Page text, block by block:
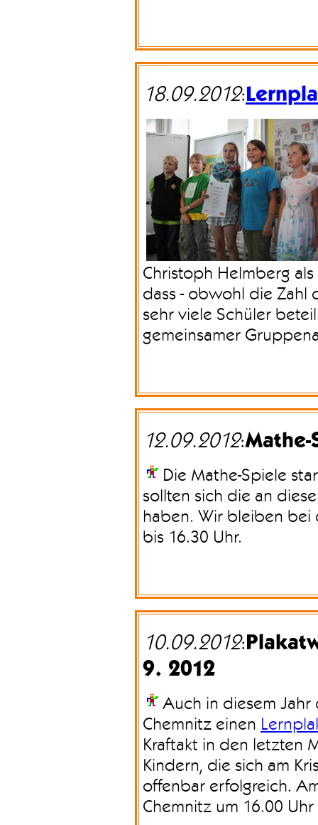
18.09.2012:
Christoph Helmberg
dass - obwohl die Zahl
sehr viele Schüler
gemeinsamer
12.09.2012:
Die Mathe-Spiele
sollten sich die an
haben. Wir bleiben bei
bis 16.30 Uhr.
10.09.2012:
9. 2012
Auch in diesem
Chemnitz einen
Kraftakt in den letzten
Kindern, die sich am
offenbar erfolgreich.
Chemnitz um 16.00